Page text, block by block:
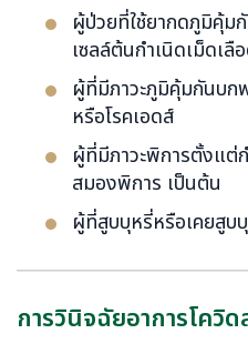
ผู้ป่วยที่ใช้ยากดภูมิคุ้ม
เซลล์ต้นกำเนิดเม็ดเลื
ผู้ที่มีภาวะภูมิคุ้มกันบก
หรือโรคเอดส์
ผู้ที่มีภาวะพิการตั้งแต่
สมองพิการ เป็นต้น
ผู้ที่สูบบุหรี่หรือเคยสูบ
การวินิจฉัยอาการโควิ